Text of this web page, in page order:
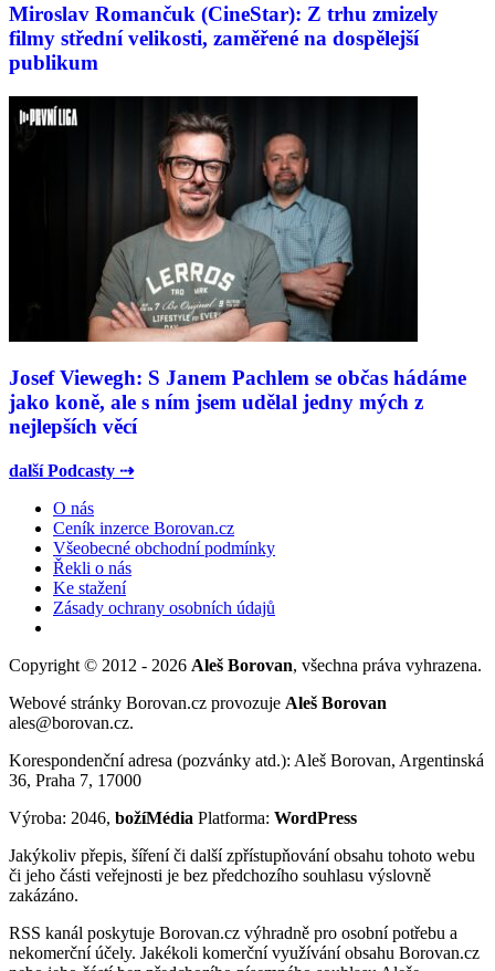
Miroslav Romančuk (CineStar): Z trhu zmizely
filmy střední velikosti, zaměřené na dospělejší
publikum
Josef Viewegh: S Janem Pachlem se občas hádáme
jako koně, ale s ním jsem udělal jedny mých z
nejlepších věcí
další Podcasty ⇢
O nás
Ceník inzerce Borovan.cz
Všeobecné obchodní podmínky
Řekli o nás
Ke stažení
Zásady ochrany osobních údajů
Copyright © 2012 - 2026 Aleš Borovan, všechna práva vyhrazena.
Webové stránky Borovan.cz provozuje Aleš Borovan
ales@borovan.cz.
Korespondenční adresa (pozvánky atd.): Aleš Borovan, Argentinská
36, Praha 7, 17000
Výroba: 2046, božíMédia Platforma: WordPress
Jakýkoliv přepis, šíření či další zpřístupňování obsahu tohoto webu
či jeho části veřejnosti je bez předchozího souhlasu výslovně
zakázáno.
RSS kanál poskytuje Borovan.cz výhradně pro osobní potřebu a
nekomerční účely. Jakékoli komerční využívání obsahu Borovan.cz